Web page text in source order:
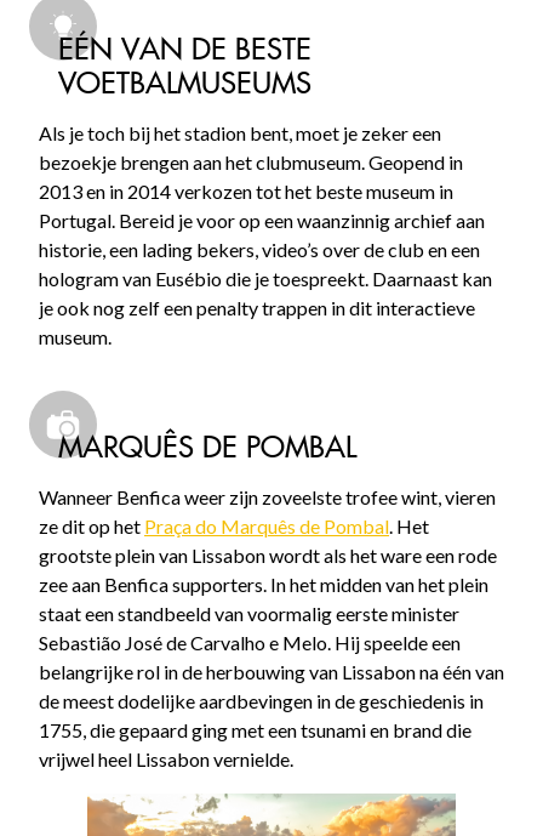
EÉN VAN DE BESTE
VOETBALMUSEUMS
Als je toch bij het stadion bent, moet je zeker een
bezoekje brengen aan het clubmuseum. Geopend in
2013 en in 2014 verkozen tot het beste museum in
Portugal. Bereid je voor op een waanzinnig archief aan
historie, een lading bekers, video’s over de club en een
hologram van Eusébio die je toespreekt. Daarnaast kan
je ook nog zelf een penalty trappen in dit interactieve
museum.
MARQUÊS DE POMBAL
Wanneer Benfica weer zijn zoveelste trofee wint, vieren
ze dit op het Praça do Marquês de Pombal. Het
grootste plein van Lissabon wordt als het ware een rode
zee aan Benfica supporters. In het midden van het plein
staat een standbeeld van voormalig eerste minister
Sebastião José de Carvalho e Melo. Hij speelde een
belangrijke rol in de herbouwing van Lissabon na één van
de meest dodelijke aardbevingen in de geschiedenis in
1755, die gepaard ging met een tsunami en brand die
vrijwel heel Lissabon vernielde.